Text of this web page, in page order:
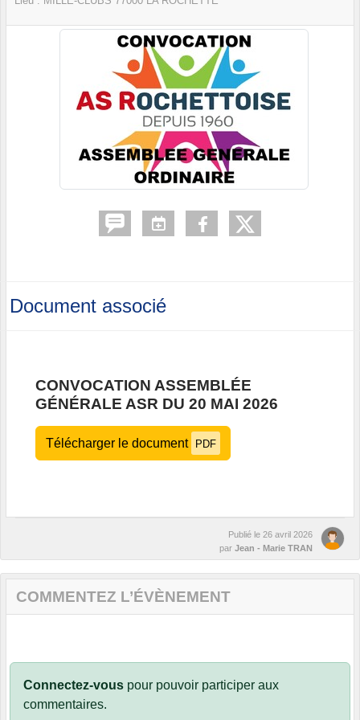
Document associé
CONVOCATION ASSEMBLÉE
GÉNÉRALE ASR DU 20 MAI 2026
Télécharger le document PDF
Publié le 26 avril 2026
par Jean - Marie TRAN
COMMENTEZ L’ÉVÈNEMENT
Connectez-vous pour pouvoir participer aux
commentaires.